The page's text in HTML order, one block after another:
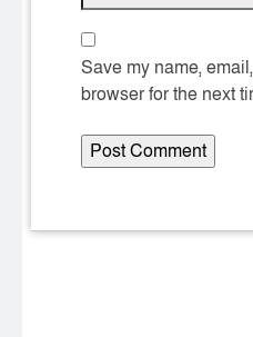
Save my name,
browser for the next